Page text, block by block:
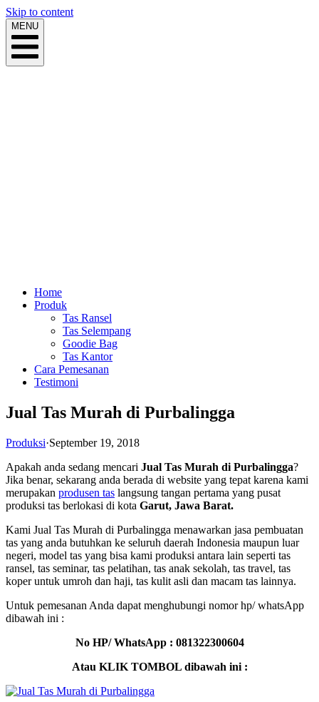
Skip to content
MENU
Home
Produk
Tas Ransel
Tas Selempang
Goodie Bag
Tas Kantor
Cara Pemesanan
Testimoni
Jual Tas Murah di Purbalingga
Produksi·September 19, 2018
Apakah anda sedang mencari Jual Tas Murah di Purbalingga?
Jika benar, sekarang anda berada di website yang tepat karena kami
merupakan produsen tas langsung tangan pertama yang pusat
produksi tas berlokasi di kota Garut, Jawa Barat.
Kami Jual Tas Murah di Purbalingga menawarkan jasa pembuatan
tas yang anda butuhkan ke seluruh daerah Indonesia maupun luar
negeri, model tas yang bisa kami produksi antara lain seperti tas
ransel, tas seminar, tas pelatihan, tas anak sekolah, tas travel, tas
koper untuk umroh dan haji, tas kulit asli dan macam tas lainnya.
Untuk pemesanan Anda dapat menghubungi nomor hp/ whatsApp
dibawah ini :
No HP/ WhatsApp : 081322300604
Atau KLIK TOMBOL dibawah ini :